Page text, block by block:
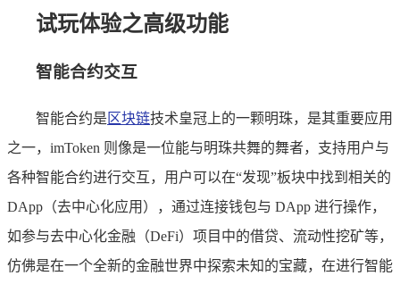
试玩体验之高级功能
智能合约交互
智能合约是 区块链技术皇冠上的一颗明珠，是其重要应用
之一，imToken 则像是一位能与明珠共舞的舞者，支持用户与
各种智能合约进行交互，用户可以在“发现”板块中找到相关的
DApp（去中心化应用），通过连接钱包与 DApp 进行操作，
如参与去中心化金融（DeFi）项目中的借贷、流动性挖矿等，
仿佛是在一个全新的金融世界中探索未知的宝藏，在进行智能